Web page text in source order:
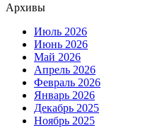
Архивы
Июль 2026
Июнь 2026
Май 2026
Апрель 2026
Февраль 2026
Январь 2026
Декабрь 2025
Ноябрь 2025